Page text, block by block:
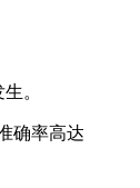
。
确率高达